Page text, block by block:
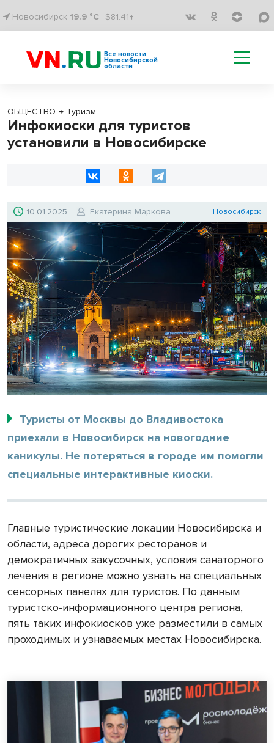
Новосибирск 19.9 °C $81.41↑
Все новости
Новосибирской
области
ОБЩЕСТВО → Туризм
Инфокиоски для туристов
установили в Новосибирске
10.01.2025 Екатерина Маркова Новосибирск
Туристы от Москвы до Владивостока
приехали в Новосибирск на новогодние
каникулы. Не потеряться в городе им помогли
специальные интерактивные киоски.
Главные туристические локации Новосибирска и
области, адреса дорогих ресторанов и
демократичных закусочных, условия санаторного
лечения в регионе можно узнать на специальных
сенсорных панелях для туристов. По данным
туристско-информационного центра региона,
пять таких инфокиосков уже разместили в самых
проходимых и узнаваемых местах Новосибирска.